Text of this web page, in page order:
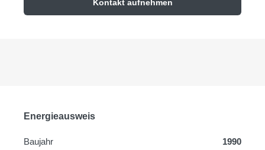
Kontakt aufnehmen
Energieausweis
Baujahr 1990